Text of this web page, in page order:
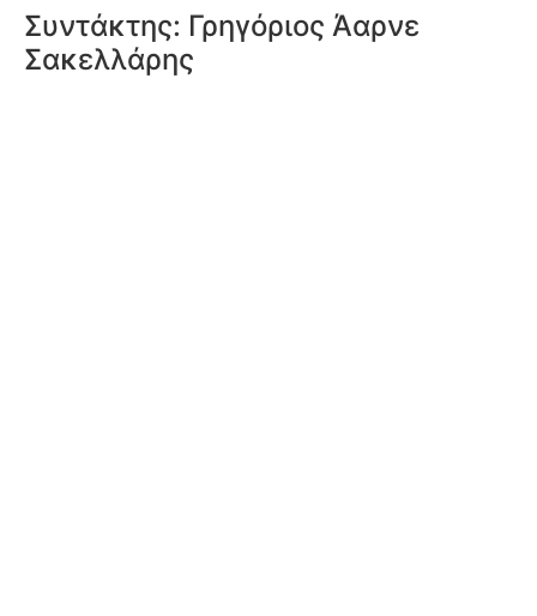
Συντάκτης: Γρηγόριος Άαρνε
Σακελλάρης